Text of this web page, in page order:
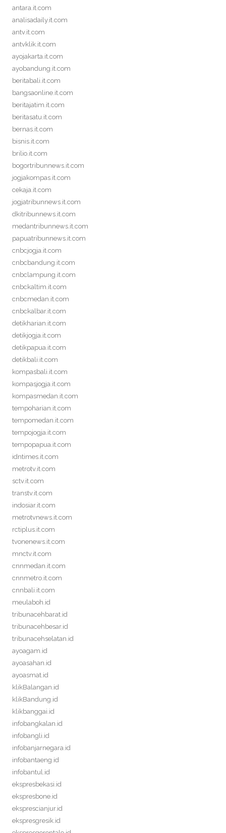
antara.it.com
analisadaily.it.com
antv.it.com
antvklik.it.com
ayojakarta.it.com
ayobandung.it.com
beritabali.it.com
bangsaonline.it.com
beritajatim.it.com
beritasatu.it.com
bernas.it.com
bisnis.it.com
brilio.it.com
bogortribunnews.it.com
jogjakompas.it.com
cekaja.it.com
jogjatribunnews.it.com
dkitribunnews.it.com
medantribunnews.it.com
papuatribunnews.it.com
cnbcjogja.it.com
cnbcbandung.it.com
cnbclampung.it.com
cnbckaltim.it.com
cnbcmedan.it.com
cnbckalbar.it.com
detikharian.it.com
detikjogja.it.com
detikpapua.it.com
detikbali.it.com
kompasbali.it.com
kompasjogja.it.com
kompasmedan.it.com
tempoharian.it.com
tempomedan.it.com
tempojogja.it.com
tempopapua.it.com
idntimes.it.com
metrotv.it.com
sctv.it.com
transtv.it.com
indosiar.it.com
metrotvnews.it.com
rctiplus.it.com
tvonenews.it.com
mnctv.it.com
cnnmedan.it.com
cnnmetro.it.com
cnnbali.it.com
meulaboh.id
tribunacehbarat.id
tribunacehbesar.id
tribunacehselatan.id
ayoagam.id
ayoasahan.id
ayoasmat.id
klikBalangan.id
klikBandung.id
klikbanggai.id
infobangkalan.id
infobangli.id
infobanjarnegara.id
infobantaeng.id
infobantul.id
ekspresbekasi.id
ekspresbone.id
eksprescianjur.id
ekspresgresik.id